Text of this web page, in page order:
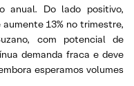
anual. Do lado positivo,
13% no trimestre,
com potencial de
demanda fraca e deve
esperamos volumes